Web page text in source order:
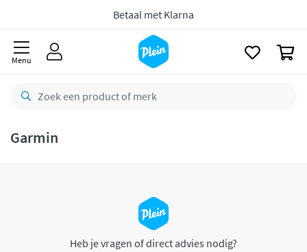
Betaal met Klarna
Menu
Garmin
Heb je vragen of direct advies nodig?